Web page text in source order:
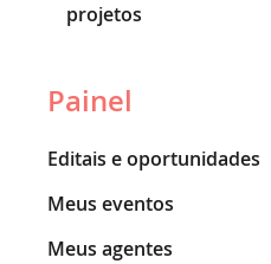
projetos
Painel
Editais e oportunidades
Meus eventos
Meus agentes